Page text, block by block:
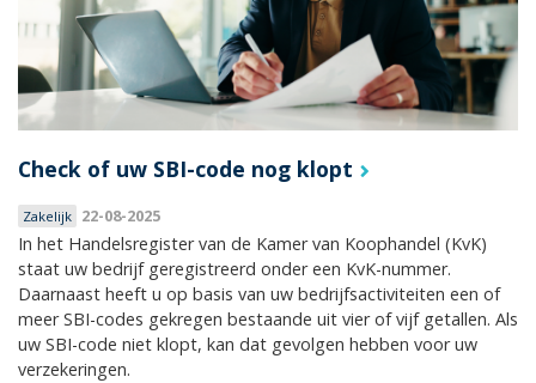
Check of uw SBI-code nog klopt
Zakelijk 22-08-2025
In het Handelsregister van de Kamer van Koophandel (KvK)
staat uw bedrijf geregistreerd onder een KvK-nummer.
Daarnaast heeft u op basis van uw bedrijfsactiviteiten een of
meer SBI-codes gekregen bestaande uit vier of vijf getallen. Als
uw SBI-code niet klopt, kan dat gevolgen hebben voor uw
verzekeringen.